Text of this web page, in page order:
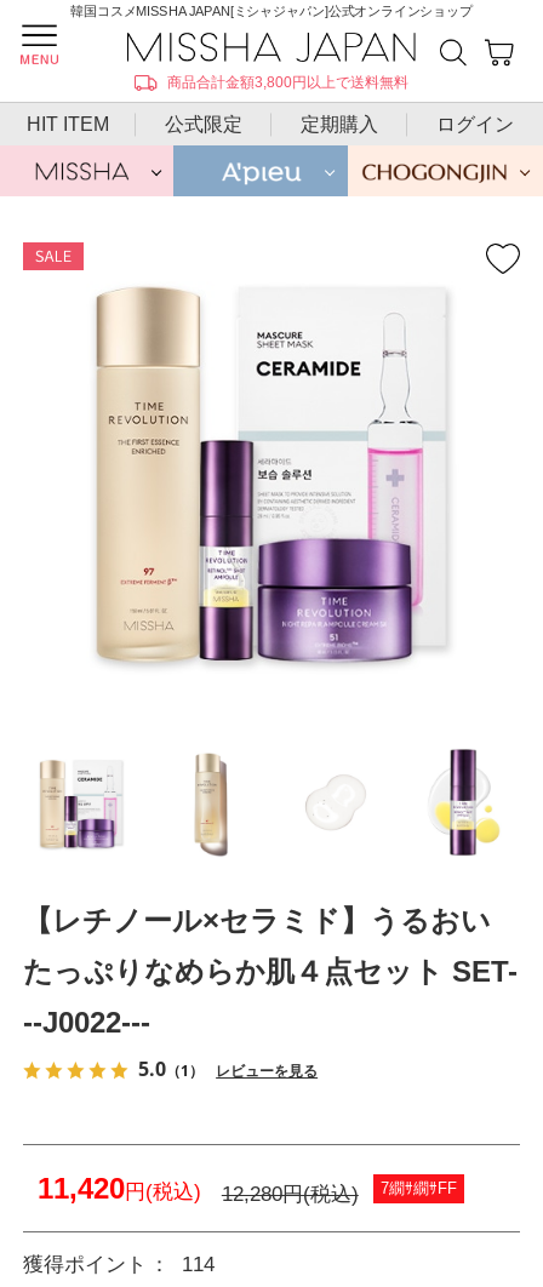
韓国コスメMISSHA JAPAN[ミシャジャパン]公式オンラインショップ
商品合計金額3,800円以上で送料無料
HIT ITEM 公式限定 定期購入 ログイン
【レチノール×セラミド】うるおい
たっぷりなめらか肌４点セット SET-
--J0022---
5.0 （1） レビューを見る
12,280円(税込)
11,420円(税込) 7繝ｻ繝ｻFF
獲得ポイント
114